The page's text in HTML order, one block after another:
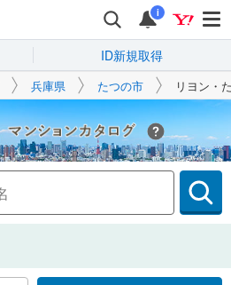
i
ID新規取得
兵庫県 たつの市 リヨン・
Yahoo!不動産